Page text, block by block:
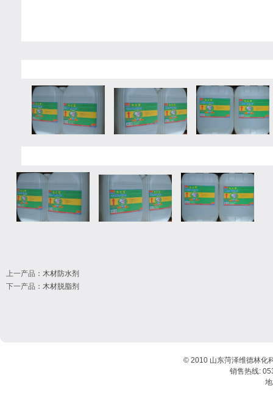
上一产品 ： 木材防水剂
下一产品 ： 木材脱脂剂
© 2010 山东菏泽维德林
销售热线: